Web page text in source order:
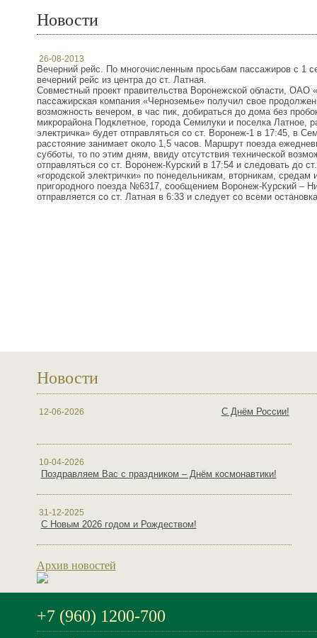
Новости
26-08-2013
Вечерний рейс. По многочисленным просьбам пассажиров с 1
вечерний рейс из центра до ст. Латная.
Совместный проект правительства Воронежской области, ОАО
пассажирская компания «Черноземье» получил свое
возможность вечером, в час пик, добираться до дома без
микрорайона Подклетное, города Семилуки и поселка
электричка» будет отправляться со ст. Воронеж-1 в 17:45, в
расстояние занимает около 1,5 часов. Маршрут поезда
субботы, то по этим дням, ввиду отсутствия технической
отправляться со ст. Воронеж-Курский в 17:54 и следовать до
«городской электрички» по понедельникам, вторникам,
пригородного поезда №6317, сообщением Воронеж-Курский –
отправляется со ст. Латная в 6:33 и следует со всеми
Новости
12-06-2026 С Днём России!
10-04-2026
Поздравляем Вас с праздником – Днём космонавтики!
31-12-2025
С Новым 2026 годом и Рождеством!
Архив новостей
+7 (960) 1200-700